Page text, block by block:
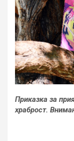
Приказка за
храброст.